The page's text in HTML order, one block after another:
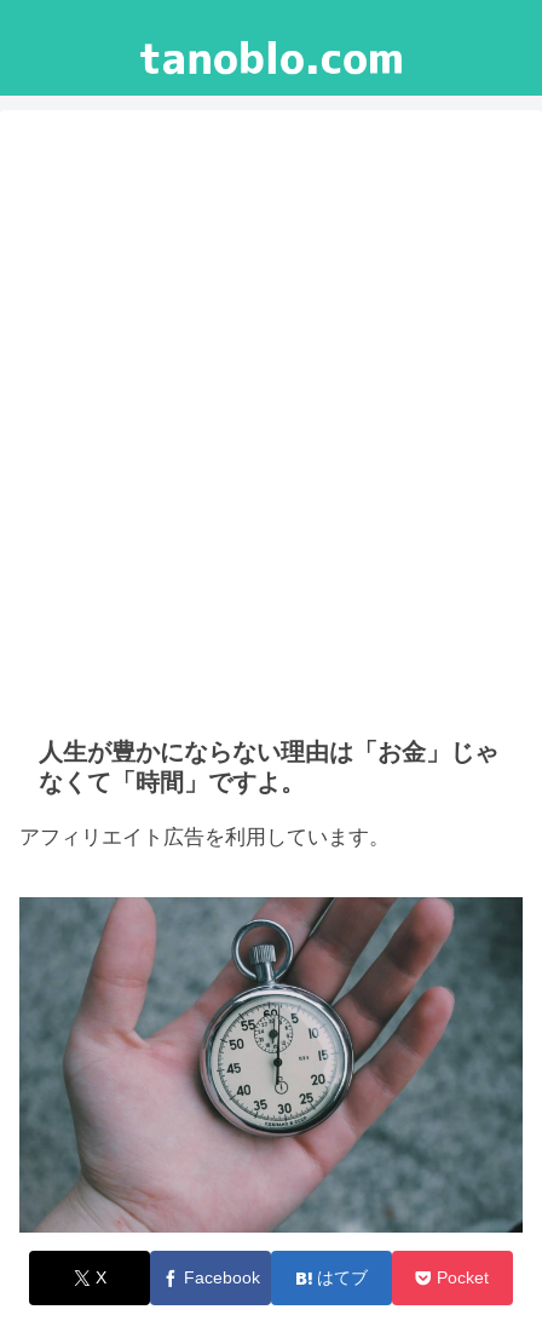
人生が豊かにならない理由は「お金」じゃ
なくて「時間」ですよ。
アフィリエイト広告を利用しています。
X Facebook はてブ Pocket